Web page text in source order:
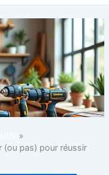
pas) pour réussir